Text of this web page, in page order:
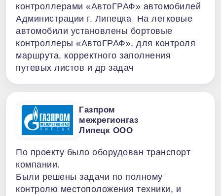
контроллерами «АвтоГРАФ» автомобилей
Администрации г. Липецка На легковые
автомобили установлены бортовые
контроллеры «АвтоГРАФ», для контроля
маршрута, корректного заполнения
путевых листов и др задач
Газпром
межрегионгаз
Липецк ООО
По проекту было оборудован транспорт
компании.
Были решены задачи по полному
контролю местоположения техники, и